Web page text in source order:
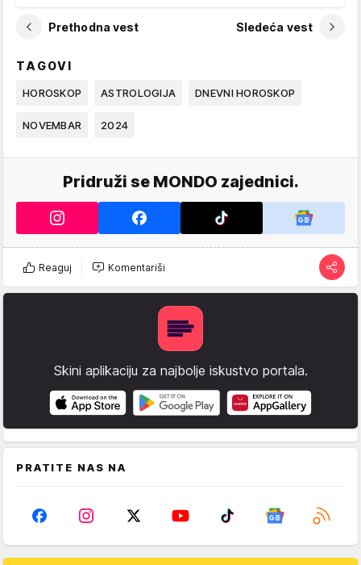
Prethodna vest Sledeća vest
TAGOVI
HOROSKOP ASTROLOGIJA DNEVNI HOROSKOP
NOVEMBAR 2024
Pridruži se MONDO zajednici.
Reaguj Komentariši
Skini aplikaciju za najbolje iskustvo portala.
PRATITE NAS NA